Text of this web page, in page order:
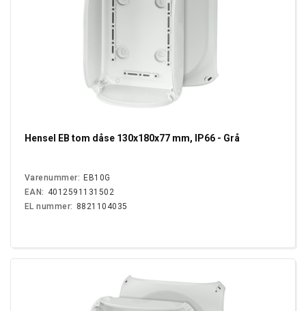
Hensel EB tom dåse 130x180x77 mm, IP66 - Grå
Varenummer: EB10G
EAN: 4012591131502
EL nummer: 8821104035